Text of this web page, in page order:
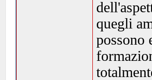
quegli
possono